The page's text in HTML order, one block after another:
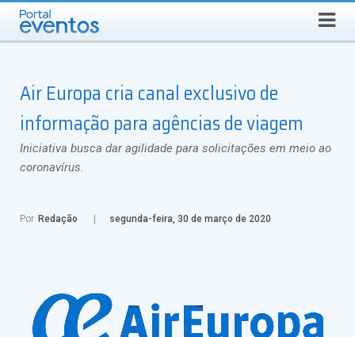
Select Language ▼
Air Europa cria canal exclusivo de
informação para agências de viagem
Iniciativa busca dar agilidade para solicitações em meio ao
coronavírus.
Por Redação segunda-feira, 30 de março de 2020